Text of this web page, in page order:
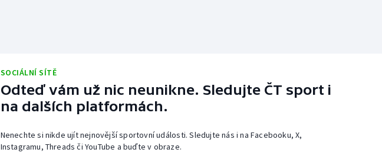
SOCIÁLNÍ SÍTĚ
Odteď vám už nic neunikne. Sledujte ČT sport i
na dalších platformách.
Nenechte si nikde ujít nejnovější sportovní události. Sledujte nás i na Facebooku, X,
Instagramu, Threads či YouTube a buďte v obraze.